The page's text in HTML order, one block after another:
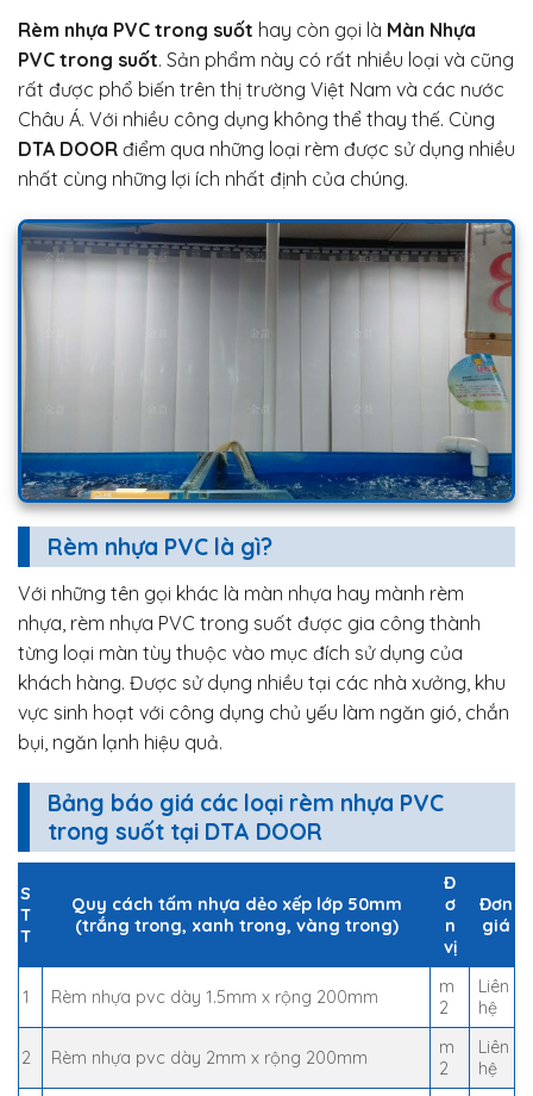
Rèm nhựa PVC trong suốt hay còn gọi là Màn Nhựa
PVC trong suốt. Sản phẩm này có rất nhiều loại và cũng
rất được phổ biến trên thị trường Việt Nam và các nước
Châu Á. Với nhiều công dụng không thể thay thế. Cùng
DTA DOOR điểm qua những loại rèm được sử dụng nhiều
nhất cùng những lợi ích nhất định của chúng.
Rèm nhựa PVC là gì?
Với những tên gọi khác là màn nhựa hay mành rèm
nhựa, rèm nhựa PVC trong suốt được gia công thành
từng loại màn tùy thuộc vào mục đích sử dụng của
khách hàng. Được sử dụng nhiều tại các nhà xưởng, khu
vực sinh hoạt với công dụng chủ yếu làm ngăn gió, chắn
bụi, ngăn lạnh hiệu quả.
Bảng báo giá các loại rèm nhựa PVC
trong suốt tại DTA DOOR
S
T
T
Quy cách tấm nhựa dẻo xếp lớp 50mm
(trắng trong, xanh trong, vàng trong)
Đ
ơ
n
vị
Đơn
giá
1 Rèm nhựa pvc dày 1.5mm x rộng 200mm
m
2
Liên
hệ
2 Rèm nhựa pvc dày 2mm x rộng 200mm
m
2
Liên
hệ